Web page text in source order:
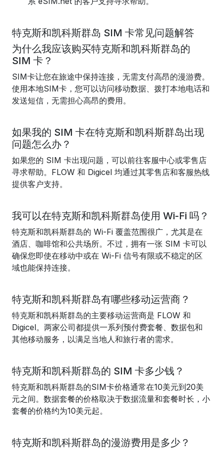
特克斯和凯科斯群岛 SIM 卡常见问题解答
为什么我应该购买特克斯和凯科斯群岛的
SIM 卡？
SIM卡让您在旅途中保持连接，无需支付高昂的漫游费。
使用本地SIM卡，您可以访问移动数据、拨打本地电话和
发送短信，无需担心高昂的费用。
如果我的 SIM 卡在特克斯和凯科斯群岛出现
问题怎么办？
如果您的 SIM 卡出现问题，可以前往客服中心或零售店
寻求帮助。FLOW 和 Digicel 均通过其零售店和客服热线
提供客户支持。
我可以在特克斯和凯科斯群岛使用 Wi-Fi 吗？
特克斯和凯科斯群岛的 Wi-Fi 覆盖范围很广，尤其是在
酒店、咖啡馆和公共场所。不过，拥有一张 SIM 卡可以
确保您即使在移动中或在 Wi-Fi 信号有限或不稳定的区
域也能保持连接。
特克斯和凯科斯群岛有哪些移动运营商？
特克斯和凯科斯群岛的主要移动运营商是 FLOW 和
Digicel。两家公司都提供一系列预付费套餐、数据包和
其他移动服务，以满足当地人和旅行者的需求。
特克斯和凯科斯群岛的 SIM 卡多少钱？
特克斯和凯科斯群岛的SIM卡价格通常在10美元到20美
元之间。数据套餐的价格取决于数据流量和套餐时长，小
套餐的价格约为10美元起。
特克斯和凯科斯群岛的漫游费用是多少？